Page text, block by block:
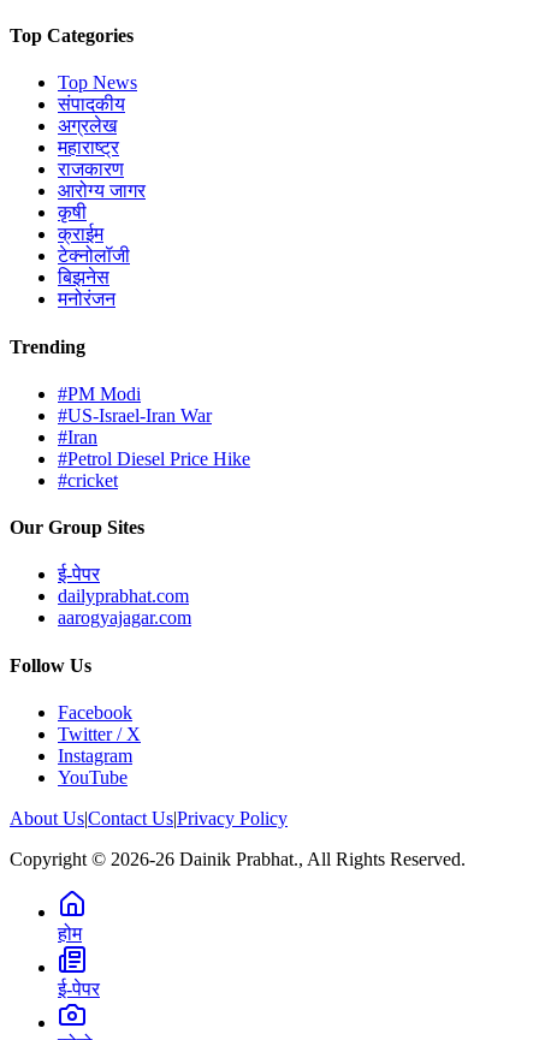
Top Categories
Top News
संपादकीय
अग्रलेख
महाराष्ट्र
राजकारण
आरोग्य जागर
कृषी
क्राईम
टेक्नोलॉजी
बिझनेस
मनोरंजन
Trending
#PM Modi
#US-Israel-Iran War
#Iran
#Petrol Diesel Price Hike
#cricket
Our Group Sites
ई-पेपर
dailyprabhat.com
aarogyajagar.com
Follow Us
Facebook
Twitter / X
Instagram
YouTube
About Us|Contact Us|Privacy Policy
Copyright © 2026-26 Dainik Prabhat., All Rights Reserved.
होम
ई-पेपर